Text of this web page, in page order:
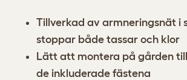
Tillverkad av armneringsnät i
stoppar både tassar och klor
Lätt att montera på gården till
de inkluderade fästena